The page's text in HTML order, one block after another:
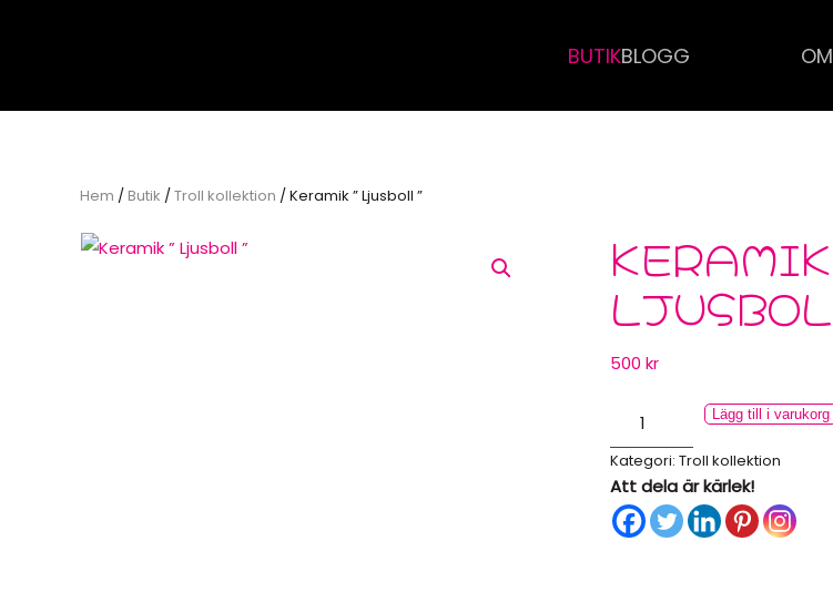
BUTIKBLOGG
Hem / Butik /Troll kollektion / Keramik ” Ljusboll ”
500 kr
Keramik
”
Ljusboll
mängd
Lägg till i varukorg
Kategori: Troll kollektion
Att dela är kärlek!